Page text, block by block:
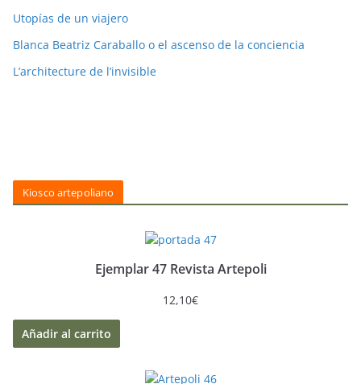
Utopías de un viajero
Blanca Beatriz Caraballo o el ascenso de la conciencia
L’architecture de l’invisible
Kiosco artepoliano
Ejemplar 47 Revista Artepoli
12,10€
Añadir al carrito